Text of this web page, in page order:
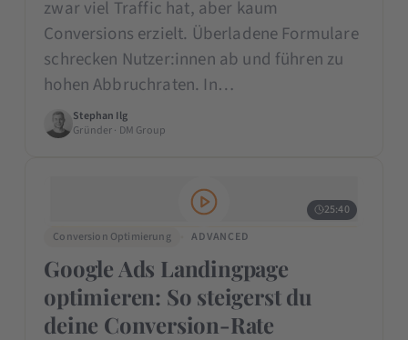
zwar viel Traffic hat, aber kaum
Conversions erzielt. Überladene Formulare
schrecken Nutzer:innen ab und führen zu
hohen Abbruchraten. In…
Stephan Ilg
Gründer · DM Group
25:40
Conversion Optimierung
ADVANCED
Google Ads Landingpage
optimieren: So steigerst du
deine Conversion-Rate